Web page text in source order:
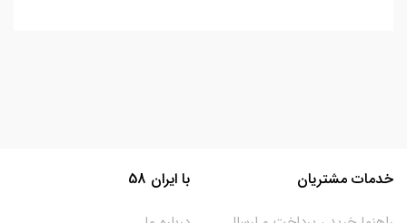
خدمات مشتریان با ایران 58